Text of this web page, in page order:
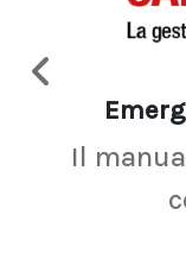
Il